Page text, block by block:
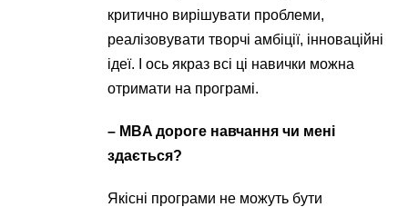
критично вирішувати проблеми,
реалізовувати творчі амбіції, інноваційні
ідеї. І ось якраз всі ці навички можна
отримати на програмі.
– MBA дороге навчання чи мені
здається?
Якісні програми не можуть бути